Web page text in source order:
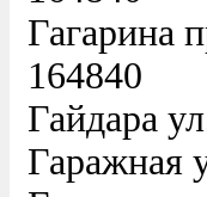
Гагарина
164840
Гайдара
Гаражная